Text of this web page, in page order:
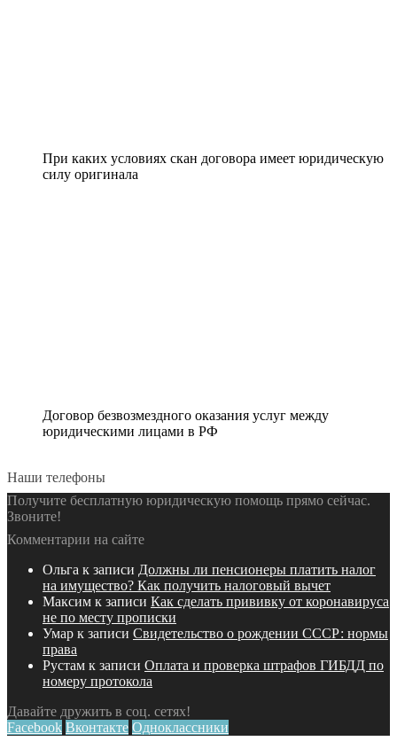
При каких условиях скан договора имеет юридическую
силу оригинала
Договор безвозмездного оказания услуг между
юридическими лицами в РФ
Наши телефоны
Получите бесплатную юридическую помощь прямо сейчас.
Звоните!
Комментарии на сайте
Ольга к записи Должны ли пенсионеры платить налог
на имущество? Как получить налоговый вычет
Максим к записи Как сделать прививку от коронавируса
не по месту прописки
Умар к записи Свидетельство о рождении СССР: нормы
права
Рустам к записи Оплата и проверка штрафов ГИБДД по
номеру протокола
Давайте дружить в соц. сетях!
Facebook Вконтакте Одноклассники